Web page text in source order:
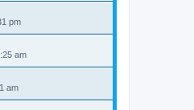
pm
am
am